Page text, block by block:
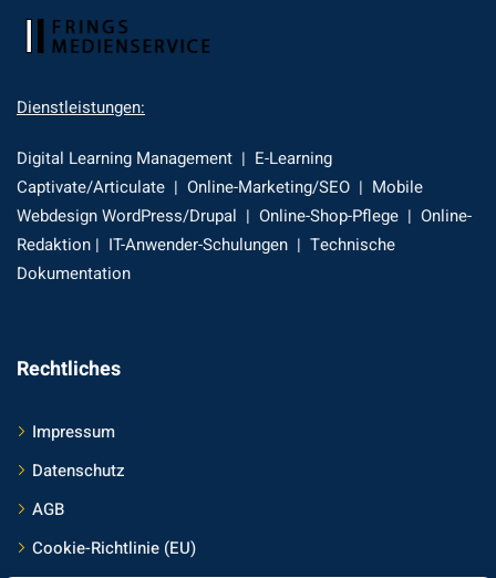
Dienstleistungen:
Digital Learning Management | E-Learning
Captivate/Articulate | Online-Marketing/SEO | Mobile
Webdesign WordPress/Drupal | Online-Shop-Pflege | Online-
Redaktion | IT-Anwender-Schulungen | Technische
Dokumentation
Rechtliches
Impressum
Datenschutz
AGB
Cookie-Richtlinie (EU)